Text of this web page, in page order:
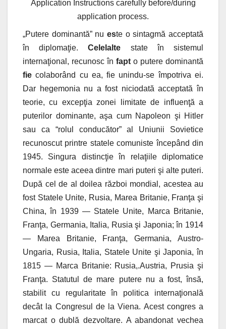
Application Instructions carefully before/during
application process.
„Putere dominantă” nu este o sintagmă acceptată
în diplomaţie.Celelalte state în sistemul
internaţional, recunosc în fapt o putere dominantă
fiecolaborând cu ea, fie unindu-se împotriva ei.
Dar hegemonia nu a fost niciodată acceptată în
teorie, cu excepţia zonei limitate de influenţă a
puterilor dominante, aşa cum Napoleon şi Hitler
sau ca “rolul conducător” al Uniunii Sovietice
recunoscut printre statele comuniste începând din
1945. Singura distincţie în relaţiile diplomatice
normale este aceea dintre mari puteri şi alte puteri.
După cel de al doilea război mondial, acestea au
fost Statele Unite, Rusia, Marea Britanie, Franţa şi
China, în 1939 — Statele Unite, Marca Britanie,
Franţa, Germania, Italia, Rusia şi Japonia; în 1914
— Marea Britanie, Franţa, Germania, Austro-
Ungaria, Rusia, Italia, Statele Unite şi Japonia, în
1815 — Marca Britanie: Rusia,.Austria, Prusia şi
Franţa. Statutul de mare putere nu a fost, însă,
stabilit cu regularitate în politica internaţională
decât la Congresul de la Viena. Acest congres a
marcat o dublă dezvoltare. A abandonat vechea